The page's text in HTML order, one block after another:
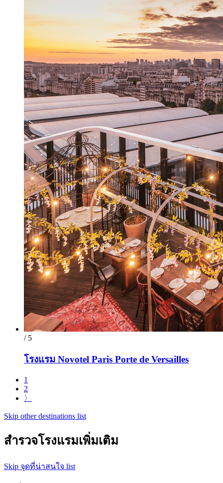
/ 5
โรงแรม Novotel Paris Porte de Versailles
1
2
〉
Skip other destinations list
สำรวจโรงแรมเพิ่มเติม
Skip จุดที่น่าสนใจ list